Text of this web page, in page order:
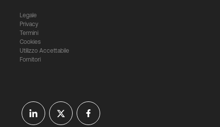
Legale
Privacy
Termini
Cookies
Utilizzo Accettabile
Fornitori